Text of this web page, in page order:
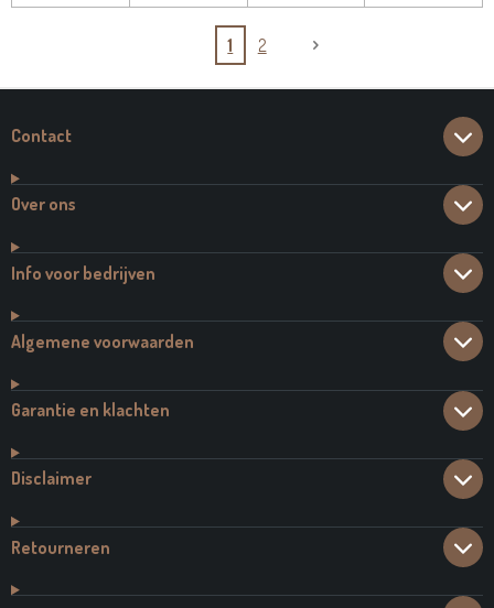
1 2
Contact
Over ons
Info voor bedrijven
Algemene voorwaarden
Garantie en klachten
Disclaimer
Retourneren